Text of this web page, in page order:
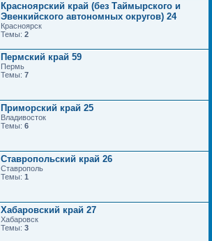
Красноярский край (без Таймырского и
Эвенкийского автономных округов) 24
Красноярск
Темы: 2
Пермский край 59
Пермь
Темы: 7
Приморский край 25
Владивосток
Темы: 6
Ставропольский край 26
Ставрополь
Темы: 1
Хабаровский край 27
Хабаровск
Темы: 3